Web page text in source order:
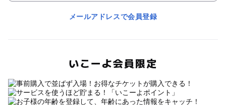
メールアドレスで会員登録
いこーよ会員限定